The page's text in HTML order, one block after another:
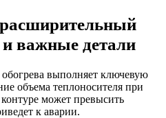
и важные детали
выполняет ключевую
объема теплоносителя при
может превысить
к аварии.